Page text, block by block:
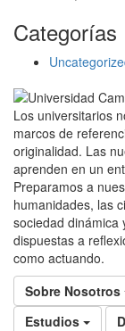
Categorías
Los universitarios
marcos de
originalidad. Las
aprenden en un
Preparamos a
humanidades, las
sociedad
dispuestas a
como actuando.
Sobre Nosotros
Estudios